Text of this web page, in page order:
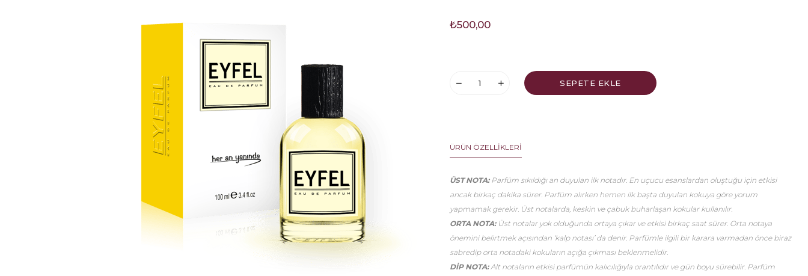
₺500,00
ÜRÜN ÖZELLIKLERI
ÜST NOTA:Parfüm sıkıldığı an duyulan ilk notadır. En uçucu esanslardan oluştuğu için etkisi
ancak birkaç dakika sürer. Parfüm alırken hemen ilk başta duyulan kokuya göre yorum
yapmamak gerekir. Üst notalarda, keskin ve çabuk buharlaşan kokular kullanılır.
ORTA NOTA: Üst notalar yok olduğunda ortaya çıkar ve etkisi birkaç saat sürer. Orta notaya
önemini belirtmek açısından ‘kalp notası’ da denir. Parfümle ilgili bir karara varmadan önce biraz
sabredip orta notadaki kokuların açığa çıkması beklenmelidir.
DİP NOTA:Alt notaların etkisi parfümün kalıcılığıyla orantılıdır ve gün boyu sürebilir. Parfüm